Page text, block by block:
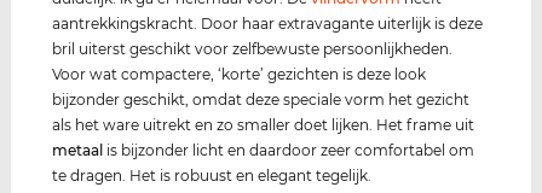
aantrekkingskracht. Door haar extravagante uiterlijk is deze
bril uiterst geschikt voor zelfbewuste persoonlijkheden.
Voor wat compactere, ‘korte’ gezichten is deze look
bijzonder geschikt, omdat deze speciale vorm het gezicht
als het ware uitrekt en zo smaller doet lijken. Het frame uit
metaal is bijzonder licht en daardoor zeer comfortabel om
te dragen. Het is robuust en elegant tegelijk.